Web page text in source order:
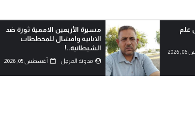
علم
مسيرة الأربعين الاممية ثورة ضد
الانانية وافشال للمخططات
الشيطانية..!
مدونة المرجل أغسطس 05, 2026